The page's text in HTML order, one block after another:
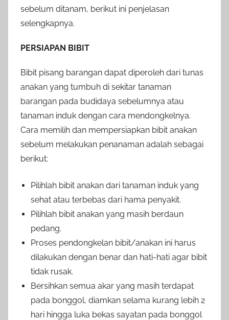
sebelum ditanam, berikut ini penjelasan
selengkapnya.
PERSIAPAN BIBIT
Bibit pisang barangan dapat diperoleh dari tunas
anakan yang tumbuh di sekitar tanaman
barangan pada budidaya sebelumnya atau
tanaman induk dengan cara mendongkelnya.
Cara memilih dan mempersiapkan bibit anakan
sebelum melakukan penanaman adalah sebagai
berikut:
Pilihlah bibit anakan dari tanaman induk yang
sehat atau terbebas dari hama penyakit.
Pilihlah bibit anakan yang masih berdaun
pedang.
Proses pendongkelan bibit/anakan ini harus
dilakukan dengan benar dan hati-hati agar bibit
tidak rusak.
Bersihkan semua akar yang masih terdapat
pada bonggol, diamkan selama kurang lebih 2
hari hingga luka bekas sayatan pada bonggol